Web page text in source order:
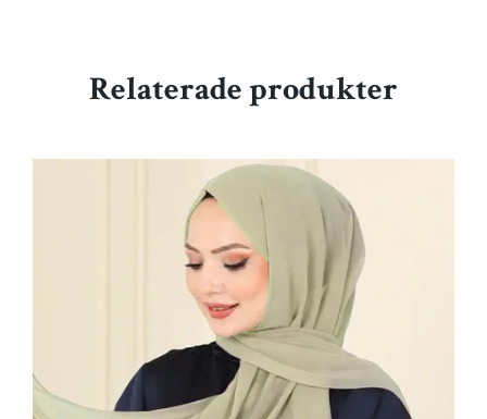
Relaterade produkter